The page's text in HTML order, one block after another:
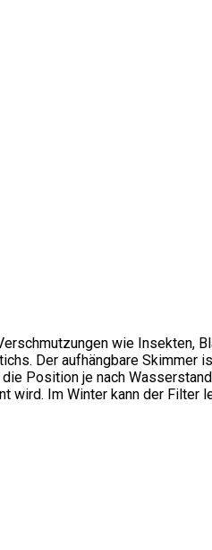
wie Insekten,
Der aufhängbare
Position je nach
Im Winter kann der Filter